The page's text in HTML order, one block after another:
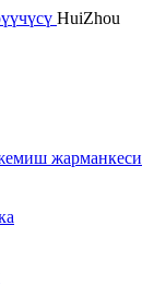
HuiZhou
жарманкеси